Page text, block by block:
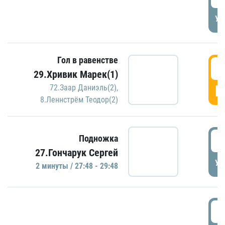
Гол в равенстве
29.Хривик Марек(1)
72.Заар Даниэль(2),
8.Леннстрём Теодор(2)
Подножка
27.Гончарук Сергей
2 минуты / 27:48 - 29:48